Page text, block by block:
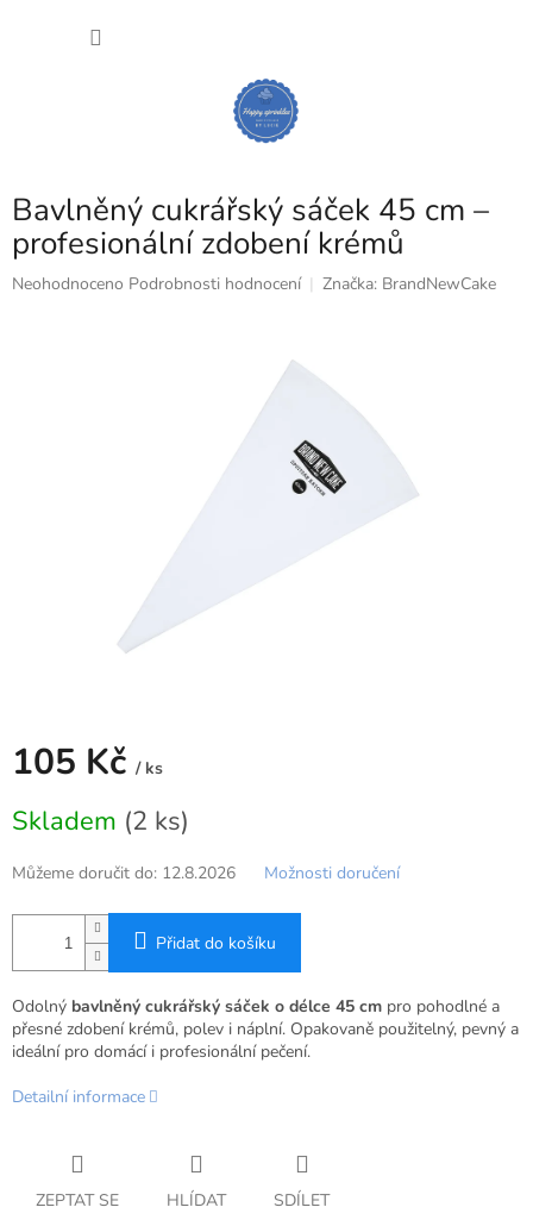
Bavlněný cukrářský sáček 45 cm –
profesionální zdobení krémů
Průměrné
Neohodnoceno Podrobnosti hodnocení Značka: BrandNewCake
105 Kč / ks
cena:
Skladem (2 ks)
Můžeme doručit do: 12.8.2026 Možnosti doručení
Přidat do košíku
Odolný bavlněný cukrářský sáček o délce 45 cm pro pohodlné a
přesné zdobení krémů, polev i náplní. Opakovaně použitelný, pevný a
ideální pro domácí i profesionální pečení.
Detailní informace
ZEPTAT SE HLÍDAT SDÍLET